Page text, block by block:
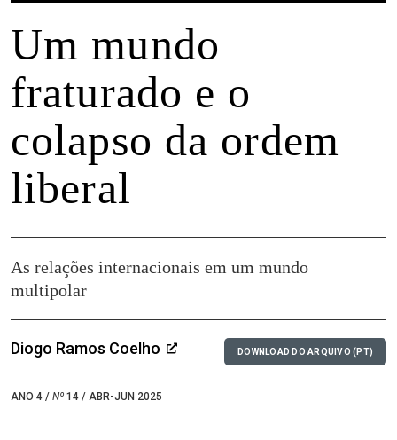
Um mundo
fraturado e o
colapso da ordem
liberal
As relações internacionais em um mundo
multipolar
Diogo Ramos Coelho
ANO 4 / Nº 14 / ABR-JUN 2025
DOWNLOAD DO ARQUIVO (PT)